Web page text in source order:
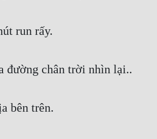
run rấy.
đường chân trời nhìn lại..
bên trên.